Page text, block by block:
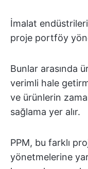
İmalat
proje portföy
Bunlar arasında
verimli hale
ve ürünlerin
sağlama yer alır.
PPM, bu farklı
yönetmelerine